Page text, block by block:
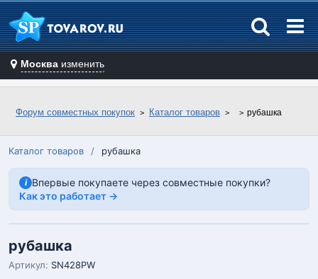
Москва изменить
Форум совместных покупок Каталог товаров рубашка
Каталог товаров / рубашка
i Впервые покупаете через совместные покупки?
Как это работает →
рубашка
Артикул: SN428PW